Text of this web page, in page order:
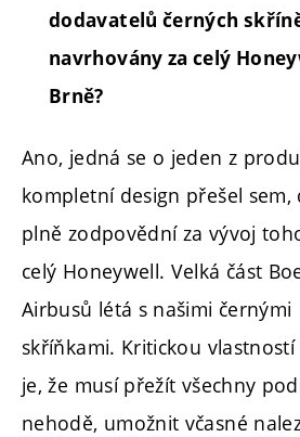
dodavatelů černých
navrhovány za celý
Brně?
Ano, jedná se o jeden z
kompletní design přešel sem,
plně zodpovědní za vývoj
celý Honeywell. Velká část
Airbusů létá s našimi černými
skříňkami. Kritickou
je, že musí přežít všechny
nehodě, umožnit včasné